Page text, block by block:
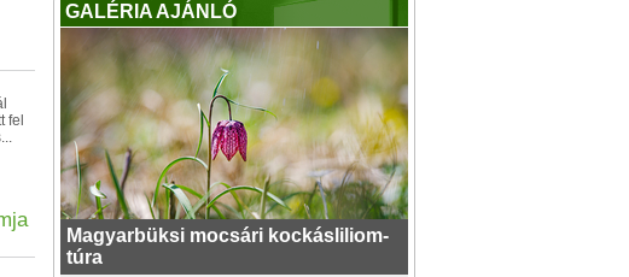
fel
GALÉRIA AJÁNLÓ
Magyarbüksi mocsári kockásliliom-
túra